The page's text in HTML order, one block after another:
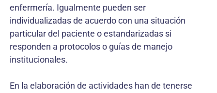
enfermería. Igualmente pueden ser
individualizadas de acuerdo con una situación
particular del paciente o estandarizadas si
responden a protocolos o guías de manejo
institucionales.
En la elaboración de actividades han de tenerse